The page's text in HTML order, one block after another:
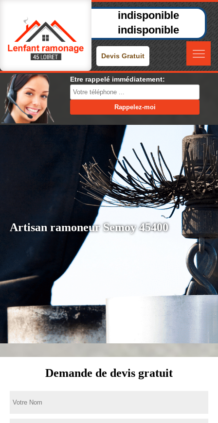
indisponible
indisponible
Devis Gratuit
Etre rappelé immédiatement:
Artisan ramoneur Semoy 45400
Demande de devis gratuit